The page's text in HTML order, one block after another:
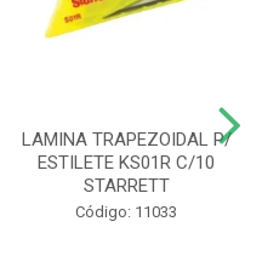
LAMINA TRAPEZOIDAL P/
ESTILETE KS01R C/10
STARRETT
Código: 11033